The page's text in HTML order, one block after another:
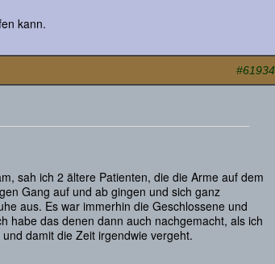
kann.
#61934
sah ich 2 ältere Patienten, die die Arme auf dem
Gang auf und ab gingen und sich ganz
aus. Es war immerhin die Geschlossene und
habe das denen dann auch nachgemacht, als ich
damit die Zeit irgendwie vergeht.